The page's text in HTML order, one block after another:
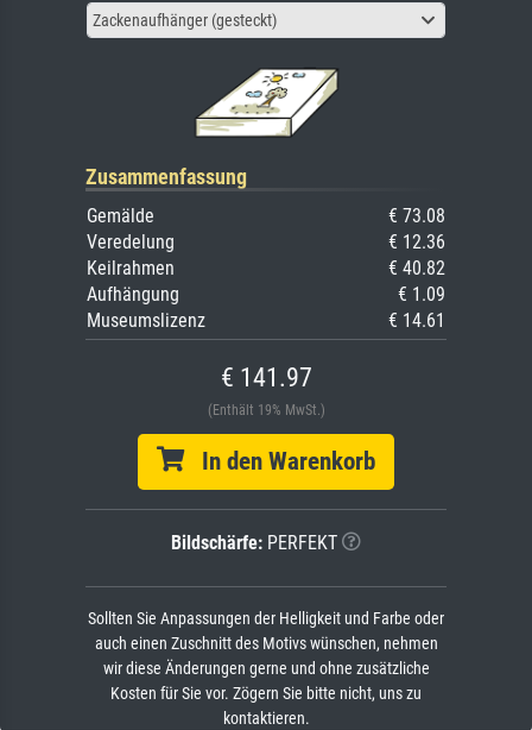
Zackenaufhänger (gesteckt)
Zusammenfassung
Gemälde
€ 73.08
Veredelung
€ 12.36
Keilrahmen
€ 40.82
Aufhängung
€ 1.09
Museumslizenz
€ 14.61
€ 141.97
(Enthält 19% MwSt.)
In den Warenkorb
Bildschärfe: PERFEKT
Sollten Sie Anpassungen der Helligkeit und Farbe oder
auch einen Zuschnitt des Motivs wünschen, nehmen
wir diese Änderungen gerne und ohne zusätzliche
Kosten für Sie vor. Zögern Sie bitte nicht, uns zu
kontaktieren.